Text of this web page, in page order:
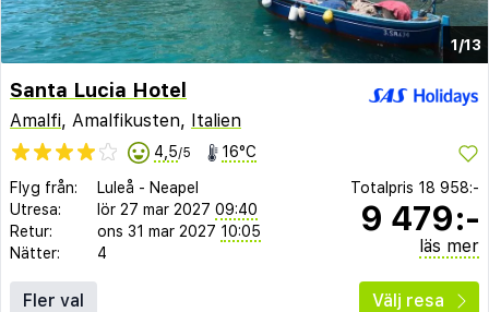
1/13
Santa Lucia Hotel
Amalfi, Amalfikusten, Italien
4,5/5 16°C
Flyg från: Luleå - Neapel
Utresa:
lör 27 mar 2027 09:40
Retur:
ons 31 mar 2027 10:05
Nätter:
4
Totalpris 18 958:-
9 479:-
läs mer
Fler val Välj resa